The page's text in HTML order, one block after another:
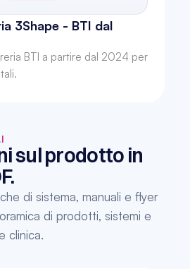
3Shape - BTI dal
BTI a partire dal 2024 per
sul prodotto in
di sistema, manuali e flyer
di prodotti, sistemi e
clinica.